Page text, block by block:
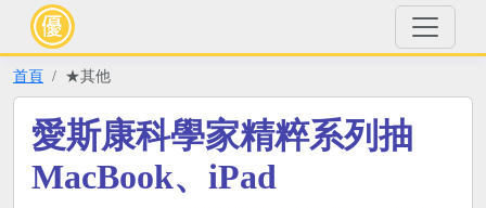
首頁 ★其他
愛斯康科學家精粹系列抽
MacBook、iPad